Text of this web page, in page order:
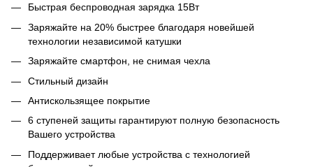
Быстрая беспроводная зарядка 15Вт
Заряжайте на 20% быстрее благодаря новейшей
технологии независимой катушки
Заряжайте смартфон, не снимая чехла
Стильный дизайн
Антискользящее покрытие
6 ступеней защиты гарантируют полную безопасность
Вашего устройства
Поддерживает любые устройства с технологией